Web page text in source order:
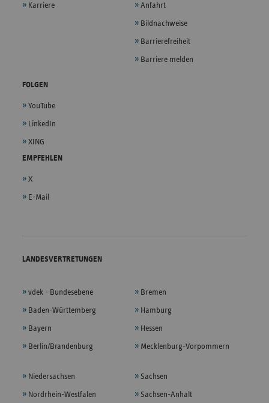
Karriere Anfahrt
Bildnachweise
Barrierefreiheit
Barriere melden
FOLGEN
YouTube
LinkedIn
XING
EMPFEHLEN
X
E-Mail
LANDESVERTRETUNGEN
vdek - Bundesebene
Baden-Württemberg
Bayern
Berlin/Brandenburg
Bremen
Hamburg
Hessen
Mecklenburg-Vorpommern
Niedersachsen
Nordrhein-Westfalen
Sachsen
Sachsen-Anhalt